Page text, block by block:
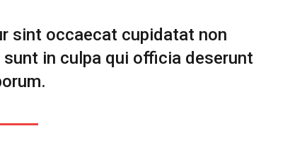
sint occaecat cupidatat non
in culpa qui officia deserunt